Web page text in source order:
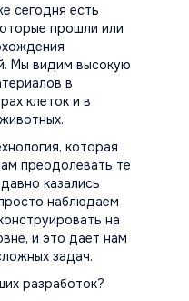
сегодня есть
прошли или
Мы видим высокую
в
клеток и в
которая
преодолевать те
казались
наблюдаем
на
и это дает нам
задач.
разработок?